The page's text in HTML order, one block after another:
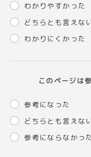
わかりやすかった
どちらとも言えな
わかりにくかった
このページは
参考になった
どちらとも言えな
参考にならなかっ